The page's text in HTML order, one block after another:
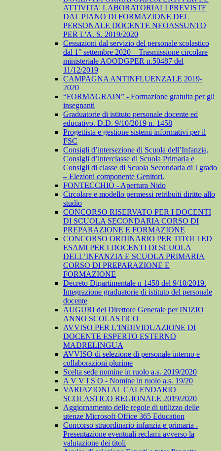
ATTIVITA' LABORATORIALI PREVISTE
DAL PIANO DI FORMAZIONE DEL
PERSONALE DOCENTE NEOASSUNTO
PER L'A. S. 2019/2020
Cessazioni dal servizio del personale scolastico
dal 1° settembre 2020 – Trasmissione circolare
ministeriale AOODGPER n.50487 del
11/12/2019
CAMPAGNA ANTINFLUENZALE 2019-
2020
“FORMAGRAIN” - Formazione gratuita per gli
insegnanti
Graduatorie di istituto personale docente ed
educativo. D.D. 9/10/2019 n. 1458
Progettista e gestione sistemi informativi per il
FSC
Consigli d’intersezione di Scuola dell’Infanzia,
Consigli d’interclasse di Scuola Primaria e
Consigli di classe di Scuola Secondaria di I grado
– Elezioni componente Genitori.
FONTECCHIO - Apertura Nido
Circolare e modello permessi retribuiti diritto allo
studio
CONCORSO RISERVATO PER I DOCENTI
DI SCUOLA SECONDARIA CORSO DI
PREPARAZIONE E FORMAZIONE
CONCORSO ORDINARIO PER TITOLI ED
ESAMI PER I DOCENTI DI SCUOLA
DELL’INFANZIA E SCUOLA PRIMARIA
CORSO DI PREPARAZIONE E
FORMAZIONE
Decreto Dipartimentale n 1458 del 9/10/2019.
Integrazione graduatorie di istituto del personale
docente
AUGURI del Direttore Generale per INIZIO
ANNO SCOLASTICO
AVVISO PER L’INDIVIDUAZIONE DI
DOCENTE ESPERTO ESTERNO
MADRELINGUA
AVVISO di selezione di personale interno e
collaborazioni plurime
Scelta sede nomine in ruolo a.s. 2019/2020
A V V I S O - Nomine in ruolo a.s. 19/20
VARIAZIONI AL CALENDARIO
SCOLASTICO REGIONALE 2019/2020
Aggiornamento delle regole di utilizzo delle
utenze Microsoft Office 365 Education
Concorso straordinario infanzia e primaria -
Presentazione eventuali reclami avverso la
valutazione dei titoli